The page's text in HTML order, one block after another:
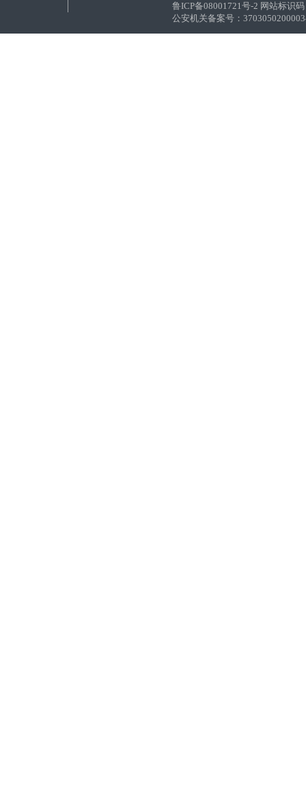
鲁ICP备08001721号-2 网站标识
公安机关备案号：